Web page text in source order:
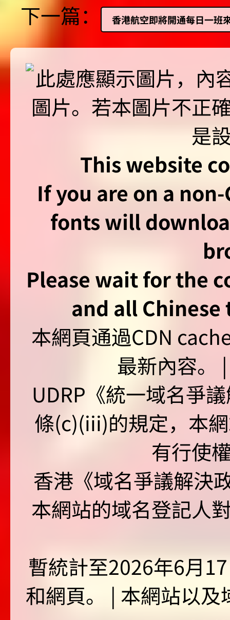
下一篇： 香港航空即將開通每日一班
This website
If you are on a
fonts will
Please wait for the
and all
本網頁通過CDN
最新內容。
UDRP《統一域名爭
條(c)(iii)的規定，本
有行使
香港《域名爭議解決
本網站的域名登記人
暫統計至2026年6月
和網頁。 | 本網站以